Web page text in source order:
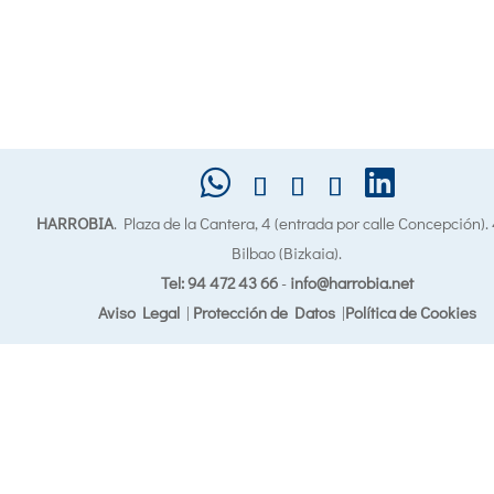
HARROBIA. Plaza de la Cantera, 4 (entrada por calle
Bilbao (Bizkaia).
Tel: 94 472 43 66- info@harrobia.net
Aviso Legal| Protección de Datos|Política de Cookies